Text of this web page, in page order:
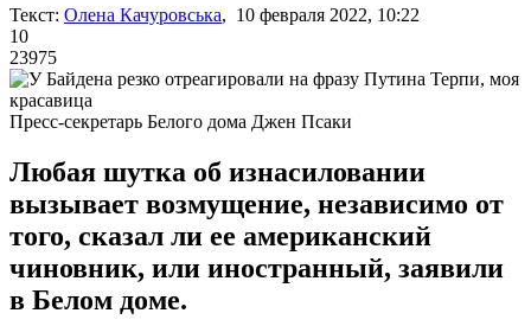
Текст: Олена Качуровська, 10 февраля 2022, 10:22
10
23975
Пресс-секретарь Белого дома Джен Псаки
Любая шутка об изнасиловании
вызывает возмущение, независимо от
того, сказал ли ее американский
чиновник, или иностранный, заявили
в Белом доме.